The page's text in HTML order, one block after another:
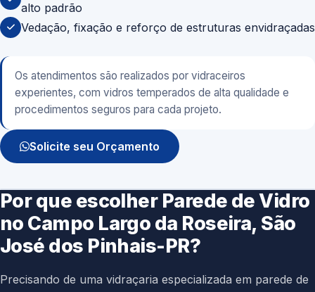
alto padrão
Vedação, fixação e reforço de estruturas envidraçadas
Os atendimentos são realizados por vidraceiros
experientes, com vidros temperados de alta qualidade e
procedimentos seguros para cada projeto.
Solicite seu Orçamento
Por que escolher Parede de Vidro
no Campo Largo da Roseira, São
José dos Pinhais-PR?
Precisando de uma vidraçaria especializada em parede de